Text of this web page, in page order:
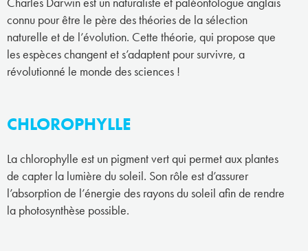
connu pour être le père des théories de la sélection
naturelle et de l’évolution. Cette théorie, qui propose que
les espèces changent et s’adaptent pour survivre, a
révolutionné le monde des sciences !
CHLOROPHYLLE
La chlorophylle est un pigment vert qui permet aux plantes
de capter la lumière du soleil. Son rôle est d’assurer
l’absorption de l’énergie des rayons du soleil afin de rendre
la photosynthèse possible.